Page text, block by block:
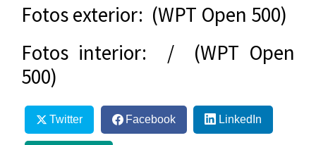
Fotos exterior: (WPT Open 500)
Fotos interior: / (WPT Open
500)
Twitter Facebook LinkedIn